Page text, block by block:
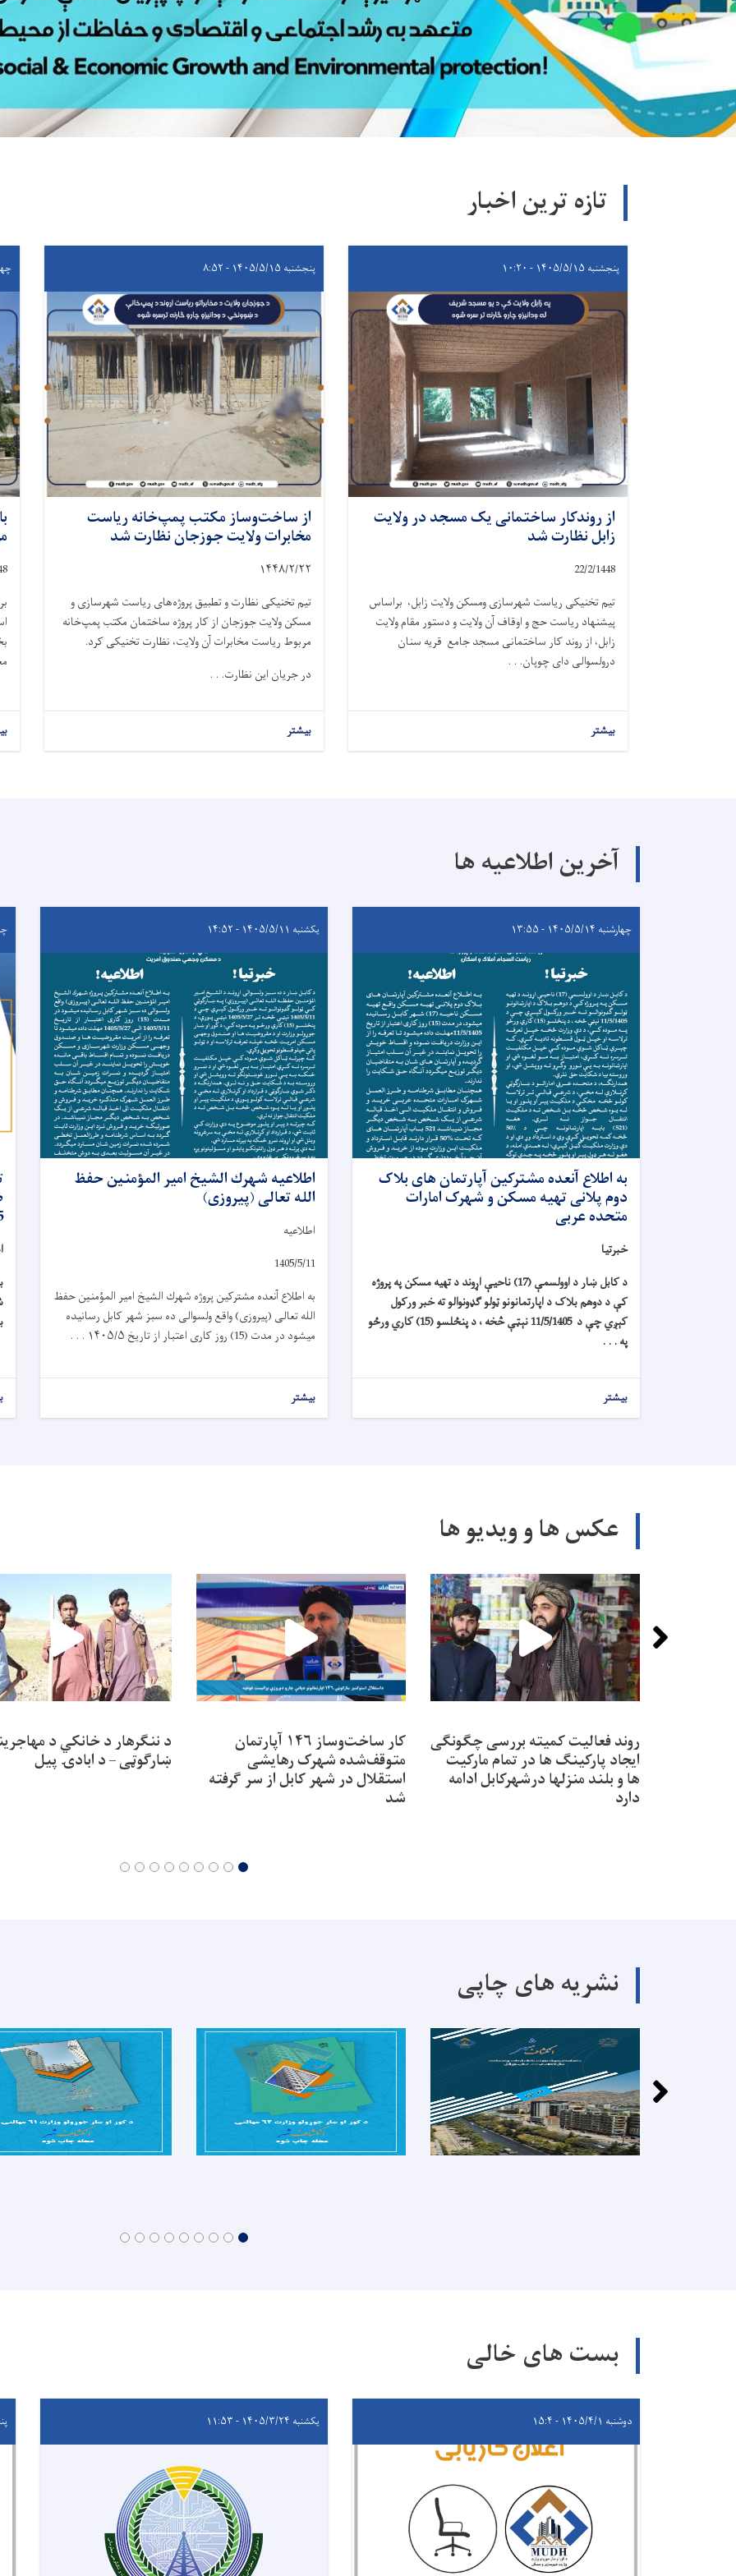
تازه ترین اخبار
پنجشنبه ۱۴۰۵/۵/۱۵ - ۱۰:۲۰
از روندکار ساختمانی یک مسجد در ولایت
زابل نظارت شد
22/2/1448
تیم تخنیکی ریاست شهرسازی ومسکن ولایت زابل، براساس
پیشنهاد ریاست حج و اوقاف آن ولایت و دستور مقام ولایت
زابل، از روند کار ساختمانی مسجد جامع قریه سنان
درولسوالی دای چوپان. . .
بیشتر
پنجشنبه ۱۴۰۵/۵/۱۵ - ۸:۵۲
از ساخت‌وساز مکتب پمپ‌خانه ریاست
مخابرات ولایت جوزجان نظارت شد
۱۴۴۸/۲/۲۲
تیم تخنیکی نظارت و تطبیق پروژه‌های ریاست شهرسازی و
مسکن ولایت جوزجان از کار پروژه ساختمان مکتب پمپ‌خانه
مربوط ریاست مخابرات آن ولایت، نظارت تخنیکی کرد.
در جریان این نظارت. . .
بیشتر
آخرین اطلاعیه ها
چهارشنبه ۱۴۰۵/۵/۱۴ - ۱۳:۵۵
به اطلاع آنعده مشترکین آپارتمان های بلاک
دوم پلانی تهیه مسکن و شهرک امارات
متحده عربی
خبرتیا
د کابل ښار د اوولسمې (17) ناحیې اړوند د تهیه مسکن په پروژه
کې د دوهم بلاک د اپارتمانونو ټولو ګډونوالو ته خبر ورکول
کېږي چې د 11/5/1405 نېټې څخه ، د پنځلسو (15) کاري ورځو
په . . .
بیشتر
یکشنبه ۱۴۰۵/۵/۱۱ - ۱۴:۵۲
اطلاعیه شهرك الشيخ امیر المؤمنين حفظ
الله تعالی (پیروزی)
اطلاعیه
1405/5/11
به اطلاع آنعده مشترکین پروژه شهرك الشيخ امیر المؤمنين حفظ
الله تعالی (پیروزی) واقع ولسوالی ده سبز شهر کابل رسانیده
میشود در مدت (15) روز کاری اعتبار از تاریخ
۱۴۰۵/۵ . . .
بیشتر
عکس ها و ویدیو ها
روند فعالیت کمیته بررسی چگونگی
ایجاد پارکینگ ها در تمام مارکیت
ها و بلند منزلها درشهرکابل ادامه
دارد
کار ساخت‌وساز ۱۴۶ آپارتمان
متوقف‌شده شهرک رهایشی
استقلال در شهر کابل از سر گرفته
شد
د ننګرهار د خانکي د
ښارګوټی – د ابادۍ پیل
نشریه های چاپی
بست های خالی
دوشنبه ۱۴۰۵/۴/۱ - ۱۵:۴ یکشنبه ۱۴۰۵/۳/۲۴ - ۱۱:۵۳